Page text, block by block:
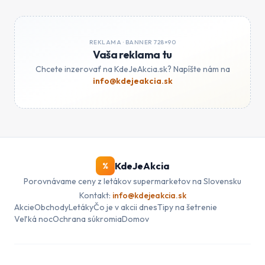
REKLAMA · BANNER 728×90
Vaša reklama tu
Chcete inzerovať na KdeJeAkcia.sk? Napíšte nám na
info@kdejeakcia.sk
% KdeJeAkcia
Porovnávame ceny z letákov supermarketov na Slovensku
Kontakt: info@kdejeakcia.sk
AkcieObchodyLetákyČo je v akcii dnesTipy na šetrenie
Veľká nocOchrana súkromiaDomov